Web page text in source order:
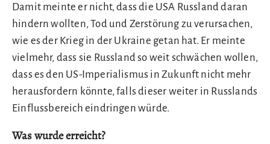
Damit meinte er nicht, dass die USA Russland daran
hindern wollten, Tod und Zerstörung zu verursachen,
wie es der Krieg in der Ukraine getan hat. Er meinte
vielmehr, dass sie Russland so weit schwächen wollen,
dass es den US-Imperialismus in Zukunft nicht mehr
herausfordern könnte, falls dieser weiter in Russlands
Einflussbereich eindringen würde.
Was wurde erreicht?